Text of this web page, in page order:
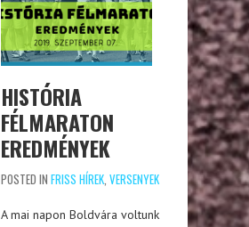
HISTÓRIA
FÉLMARATON
EREDMÉNYEK
POSTED IN FRISS HÍREK, VERSENYEK
A mai napon Boldvára voltunk